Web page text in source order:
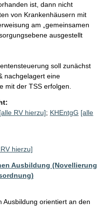
ist, dann nicht
von Krankenhäusern mit
am „gemeinsamen
ausgestellt
soll zunächst
nachgelagert eine
mit der TSS erfolgen.
[alle RV hierzu]; KHEntgG [alle
hierzu]
Ausbildung (Novellierung
Ausbildung orientiert an den